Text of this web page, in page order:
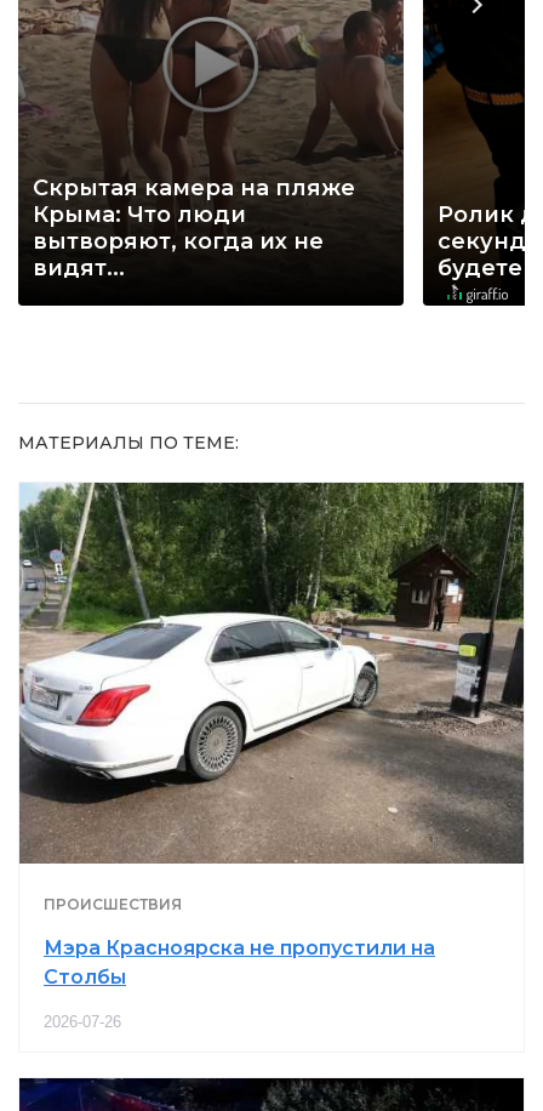
Скрытая камера на пляже
Крыма: Что люди
вытворяют, когда их не
видят...
Ролик
секунд,
будете
МАТЕРИАЛЫ ПО ТЕМЕ:
ПРОИСШЕСТВИЯ
Мэра Красноярска не пропустили на
Столбы
2026-07-26